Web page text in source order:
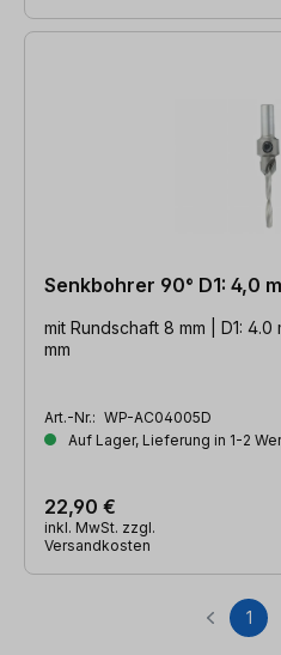
Senkbohrer 90° D1: 4,0
mit Rundschaft 8 mm | D1: 4.0
mm
Art.-Nr.: WP-AC04005D
Auf Lager, Lieferung in 1-2
22,90 €
inkl. MwSt. zzgl.
Versandkosten
1